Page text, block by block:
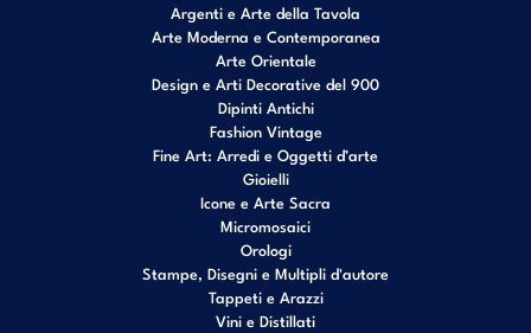
Argenti e Arte della Tavola
Arte Moderna e Contemporanea
Arte Orientale
Design e Arti Decorative del 900
Dipinti Antichi
Fashion Vintage
Fine Art: Arredi e Oggetti d’arte
Gioielli
Icone e Arte Sacra
Micromosaici
Orologi
Stampe, Disegni e Multipli d'autore
Tappeti e Arazzi
Vini e Distillati